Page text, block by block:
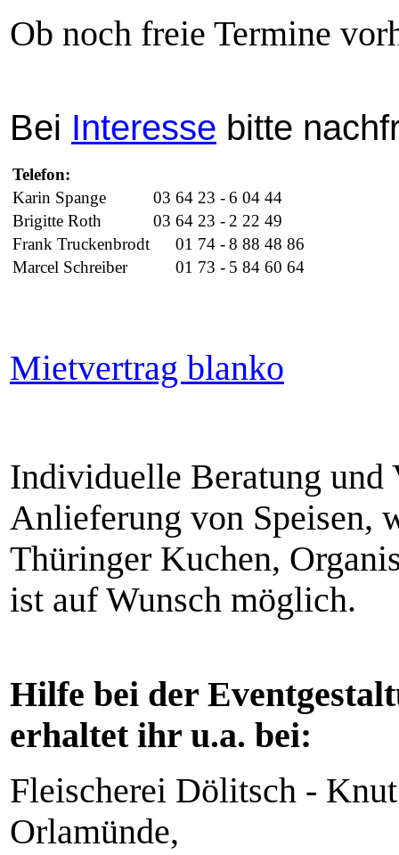
Ob noch freie Termine
Bei Interesse bitte
Telefon:
Karin Spange
03 64 23 -6 04 44
Brigitte Roth
03 64 23 - 2 22 49
Frank Truckenbrodt
01 74 -8 88 48 86
Marcel Schreiber
01 73 - 5 84 60 64
Mietvertrag blanko
Individuelle Beratung
Anlieferung von Speisen,
Thüringer Kuchen,
ist auf Wunsch möglich.
Hilfe bei der
erhaltet ihr u.a. bei:
Fleischerei Dölitsch -
Orlamünde,